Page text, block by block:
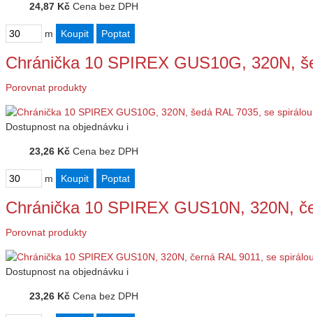
24,87 Kč Cena bez DPH
m
Chránička 10 SPIREX GUS10G, 320N,
Porovnat produkty
Dostupnost na objednávku i
23,26 Kč Cena bez DPH
m
Chránička 10 SPIREX GUS10N, 320N,
Porovnat produkty
Dostupnost na objednávku i
23,26 Kč Cena bez DPH